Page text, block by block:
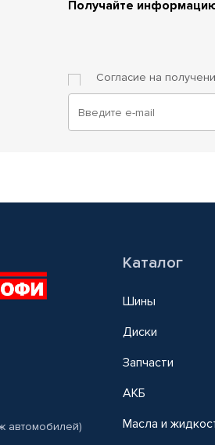
Получайте
Согласие на
автомобилей)
Каталог
Шины
Диски
Запчасти
АКБ
Масла и